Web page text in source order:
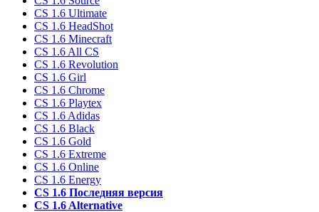
CS 1.6 Ultimate
CS 1.6 HeadShot
CS 1.6 Minecraft
CS 1.6 All CS
CS 1.6 Revolution
CS 1.6 Girl
CS 1.6 Chrome
CS 1.6 Playtex
CS 1.6 Adidas
CS 1.6 Black
CS 1.6 Gold
CS 1.6 Extreme
CS 1.6 Online
CS 1.6 Energy
CS 1.6 Последняя версия
CS 1.6 Alternative